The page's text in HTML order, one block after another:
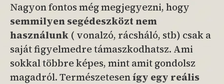
Nagyon fontos még megjegyezni, hogy
semmilyen segédeszközt nem
használunk ( vonalzó, rácsháló, stb) csak a
saját figyelmedre támaszkodhatsz. Ami
sokkal többre képes, mint amit gondolsz
magadról. Természetesenígy egy reális